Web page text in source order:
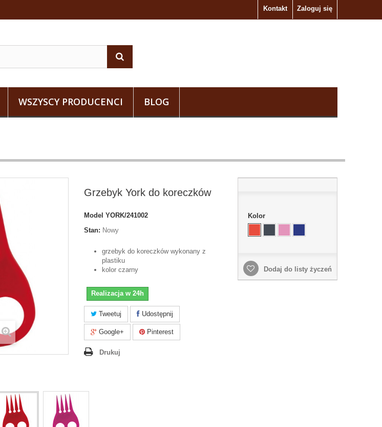
Zaloguj się
Kontakt
WSZYSCY PRODUCENCI BLOG
Grzebyk York do koreczków
Model YORK/241002
Stan: Nowy
grzebyk do koreczków wykonany z
plastiku
kolor czarny
Realizacja w 24h
Tweetuj Udostępnij
Google+ Pinterest
Drukuj
Kolor
Dodaj do listy życzeń